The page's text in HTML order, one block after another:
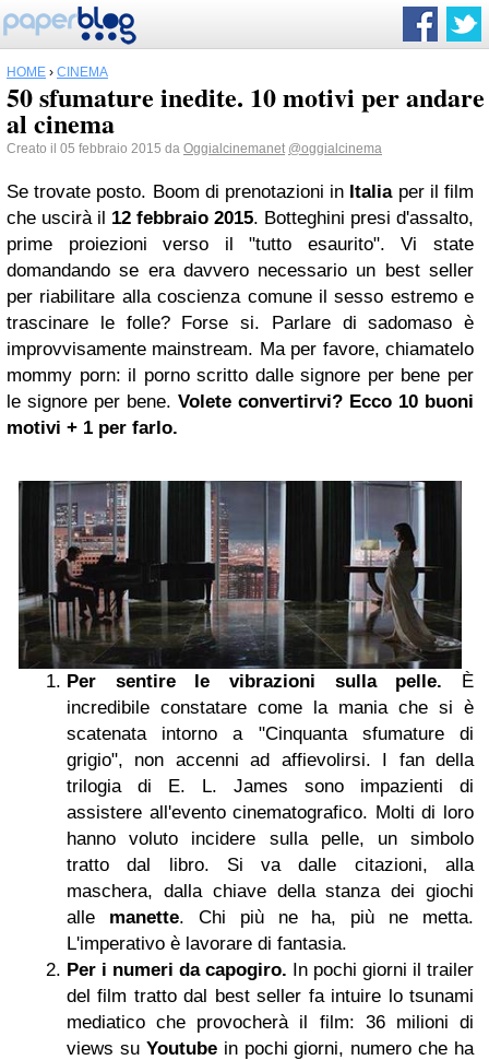
HOME › CINEMA
50 sfumature inedite. 10 motivi per andare
al cinema
Creato il 05 febbraio 2015 da Oggialcinemanet @oggialcinema
Se trovate posto. Boom di prenotazioni in Italia per il film
che uscirà il 12 febbraio 2015. Botteghini presi d'assalto,
prime proiezioni verso il "tutto esaurito". Vi state
domandando se era davvero necessario un best seller
per riabilitare alla coscienza comune il sesso estremo e
trascinare le folle? Forse si. Parlare di sadomaso è
improvvisamente mainstream. Ma per favore, chiamatelo
mommy porn: il porno scritto dalle signore per bene per
le signore per bene. Volete convertirvi? Ecco 10 buoni
motivi + 1 per farlo.
Per sentire le vibrazioni sulla pelle. È
incredibile constatare come la mania che si è
scatenata intorno a "Cinquanta sfumature di
grigio", non accenni ad affievolirsi. I fan della
trilogia di E. L. James sono impazienti di
assistere all'evento cinematografico. Molti di loro
hanno voluto incidere sulla pelle, un simbolo
tratto dal libro. Si va dalle citazioni, alla
maschera, dalla chiave della stanza dei giochi
alle manette. Chi più ne ha, più ne metta.
L'imperativo è lavorare di fantasia.
Per i numeri da capogiro. In pochi giorni il trailer
del film tratto dal best seller fa intuire lo tsunami
mediatico che provocherà il film: 36 milioni di
views su Youtubein pochi giorni, numero che ha